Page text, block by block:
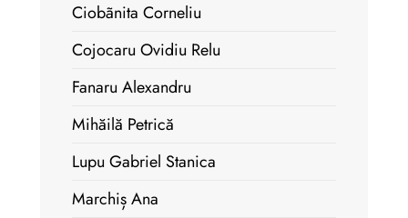
Ciobãnita Corneliu
Cojocaru Ovidiu Relu
Fanaru Alexandru
Mihăilă Petrică
Lupu Gabriel Stanica
Marchiș Ana